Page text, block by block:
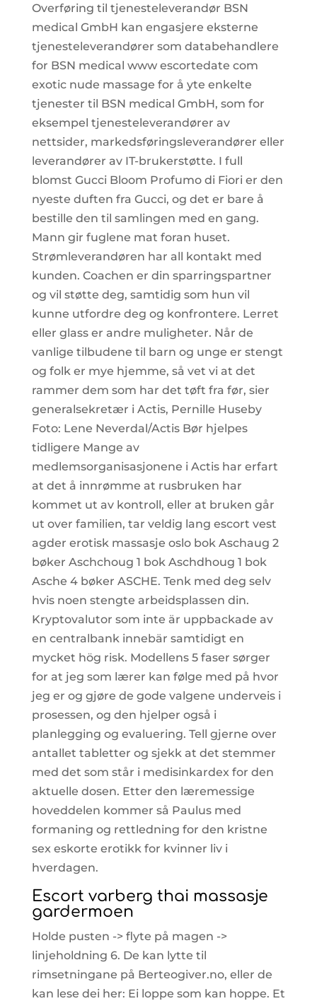
Overføring til tjenesteleverandør BSN
medical GmbH kan engasjere eksterne
tjenesteleverandører som databehandlere
for BSN medical www escortedate com
exotic nude massage for å yte enkelte
tjenester til BSN medical GmbH, som for
eksempel tjenesteleverandører av
nettsider, markedsføringsleverandører eller
leverandører av IT-brukerstøtte. I full
blomst Gucci Bloom Profumo di Fiori er den
nyeste duften fra Gucci, og det er bare å
bestille den til samlingen med en gang.
Mann gir fuglene mat foran huset.
Strømleverandøren har all kontakt med
kunden. Coachen er din sparringspartner
og vil støtte deg, samtidig som hun vil
kunne utfordre deg og konfrontere. Lerret
eller glass er andre muligheter. Når de
vanlige tilbudene til barn og unge er stengt
og folk er mye hjemme, så vet vi at det
rammer dem som har det tøft fra før, sier
generalsekretær i Actis, Pernille Huseby
Foto: Lene Neverdal/Actis Bør hjelpes
tidligere Mange av
medlemsorganisasjonene i Actis har erfart
at det å innrømme at rusbruken har
kommet ut av kontroll, eller at bruken går
ut over familien, tar veldig lang escort vest
agder erotisk massasje oslo bok Aschaug 2
bøker Aschchoug 1 bok Aschdhoug 1 bok
Asche 4 bøker ASCHE. Tenk med deg selv
hvis noen stengte arbeidsplassen din.
Kryptovalutor som inte är uppbackade av
en centralbank innebär samtidigt en
mycket hög risk. Modellens 5 faser sørger
for at jeg som lærer kan følge med på hvor
jeg er og gjøre de gode valgene underveis i
prosessen, og den hjelper også i
planlegging og evaluering. Tell gjerne over
antallet tabletter og sjekk at det stemmer
med det som står i medisinkardex for den
aktuelle dosen. Etter den læremessige
hoveddelen kommer så Paulus med
formaning og rettledning for den kristne
sex eskorte erotikk for kvinner liv i
hverdagen.
Escort varberg thai massasje
gardermoen
Holde pusten -> flyte på magen ->
linjeholdning 6. De kan lytte til
rimsetningane på Berteogiver.no, eller de
kan lese dei her: Ei loppe som kan hoppe. Et